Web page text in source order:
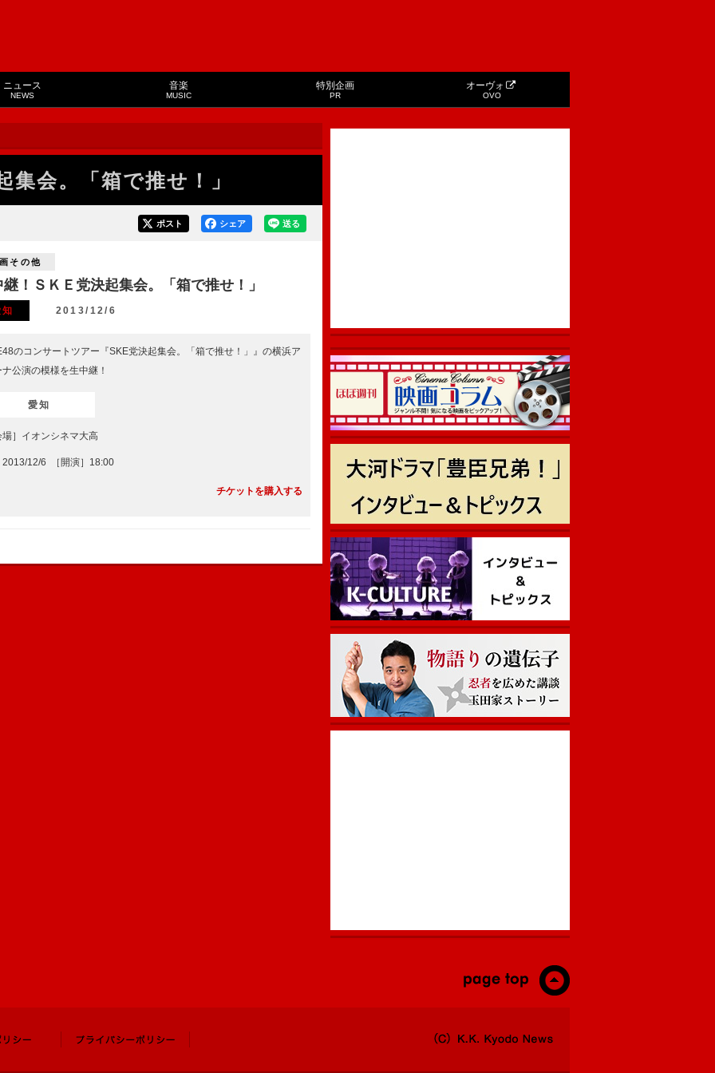
ニュース
NEWS
音楽
MUSIC
特別企画
PR
オーヴォ
OVO
集会。「箱で推せ！」
送る
シェア
ポスト
その他
継！ＳＫＥ党決起集会。「箱で推せ！」
2013/12/6
のコンサートツアー『SKE党決起集会。「箱で推せ！」』の横浜ア
公演の模様を生中継！
愛知
場］イオンシネマ大高
2013/12/6 ［開演］18:00
チケットを購入する